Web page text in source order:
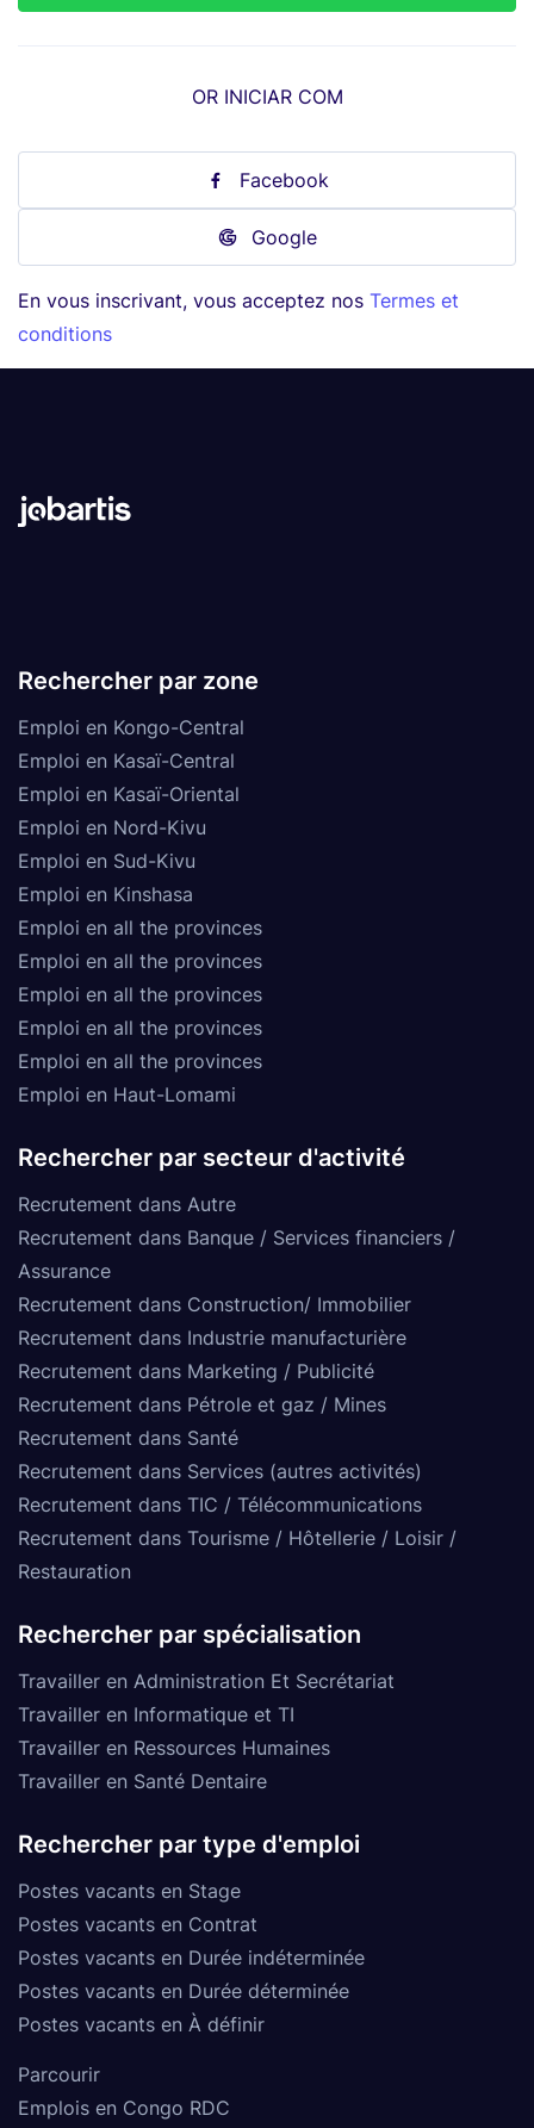
OR INICIAR COM
Facebook
Google
En vous inscrivant, vous acceptez nos Termes et
conditions
Rechercher par zone
Emploi en Kongo-Central
Emploi en Kasaï-Central
Emploi en Kasaï-Oriental
Emploi en Nord-Kivu
Emploi en Sud-Kivu
Emploi en Kinshasa
Emploi en all the provinces
Emploi en all the provinces
Emploi en all the provinces
Emploi en all the provinces
Emploi en all the provinces
Emploi en Haut-Lomami
Rechercher par secteur d'activité
Recrutement dans Autre
Recrutement dans Banque / Services financiers /
Assurance
Recrutement dans Construction/ Immobilier
Recrutement dans Industrie manufacturière
Recrutement dans Marketing / Publicité
Recrutement dans Pétrole et gaz / Mines
Recrutement dans Santé
Recrutement dans Services (autres activités)
Recrutement dans TIC / Télécommunications
Recrutement dans Tourisme / Hôtellerie / Loisir /
Restauration
Rechercher par spécialisation
Travailler en Administration Et Secrétariat
Travailler en Informatique et TI
Travailler en Ressources Humaines
Travailler en Santé Dentaire
Rechercher par type d'emploi
Postes vacants en Stage
Postes vacants en Contrat
Postes vacants en Durée indéterminée
Postes vacants en Durée déterminée
Postes vacants en À définir
Parcourir
Emplois en Congo RDC